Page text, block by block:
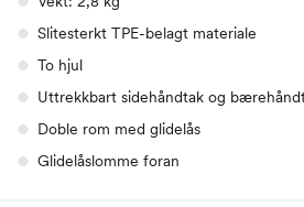
Slitesterkt TPE-belagt materiale
To hjul
Uttrekkbart sidehåndtak og
Doble rom med glidelås
Glidelåslomme foran